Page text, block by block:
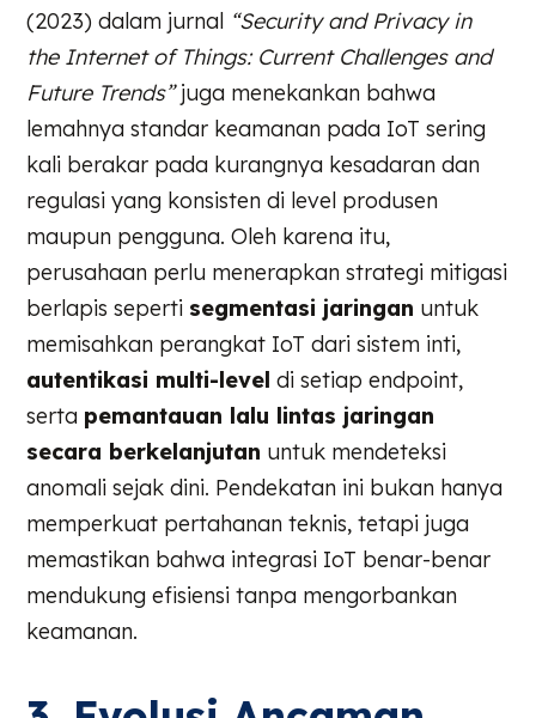
(2023) dalam jurnal “Security and Privacy in
the Internet of Things: Current Challenges and
Future Trends”juga menekankan bahwa
lemahnya standar keamanan pada IoT sering
kali berakar pada kurangnya kesadaran dan
regulasi yang konsisten di level produsen
maupun pengguna. Oleh karena itu,
perusahaan perlu menerapkan strategi mitigasi
berlapis seperti segmentasi jaringan untuk
memisahkan perangkat IoT dari sistem inti,
autentikasi multi-level di setiap endpoint,
serta pemantauan lalu lintas jaringan
secara berkelanjutan untuk mendeteksi
anomali sejak dini. Pendekatan ini bukan hanya
memperkuat pertahanan teknis, tetapi juga
memastikan bahwa integrasi IoT benar-benar
mendukung efisiensi tanpa mengorbankan
keamanan.